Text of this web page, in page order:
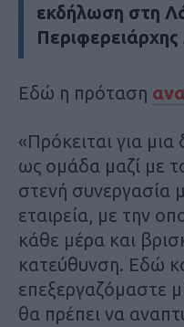
εκδήλωση στη
Εδώ η πρόταση
«Πρόκειται για μια
ως ομάδα μαζί με
στενή συνεργασία
εταιρεία, με την
κάθε μέρα και
κατεύθυνση. Εδώ
επεξεργαζόμαστε
θα πρέπει να